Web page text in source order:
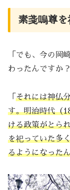
素戔嗚尊
「でも、今の岡
わったんですか？
「 それには神仏
す。明治時代（
ける政策がとら
を祀っていた多
るようになった